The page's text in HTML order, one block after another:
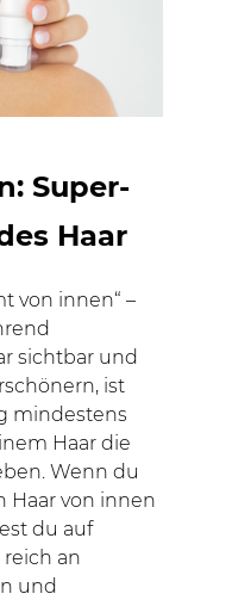
Super-
Haar
von innen“ –
sichtbar und
ist
mindestens
Haar die
Wenn du
Haar von innen
du auf
an
und